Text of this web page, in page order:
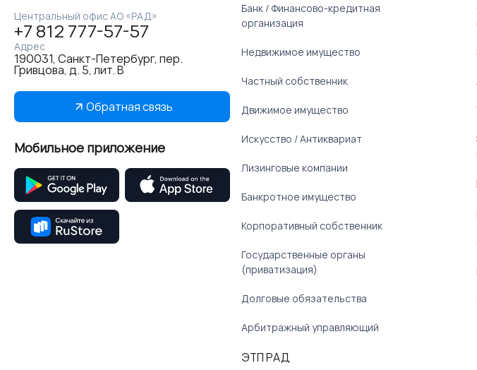
Центральный офис АО «РАД»
+7 812 777-57-57
Адрес
190031, Санкт-Петербург, пер.
Гривцова, д. 5, лит. В
Обратная связь
Мобильное приложение
Банк / Финансово-кредитная
организация
Недвижимое имущество
Частный собственник
Движимое имущество
Искусство / Антиквариат
Лизинговые компании
Банкротное имущество
Корпоративный собственник
Государственные органы
(приватизация)
Долговые обязательства
Арбитражный управляющий
ЭТП РАД